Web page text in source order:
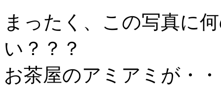
まったく、この写真に
い？？？
お茶屋のアミアミが・